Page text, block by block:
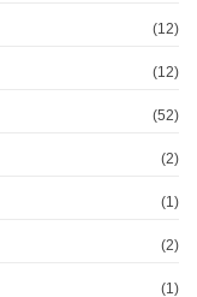
(12)
(12)
(52)
(2)
(1)
(2)
(1)